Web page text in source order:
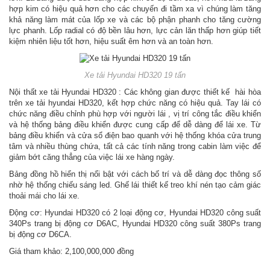
hợp kim có hiệu quả hơn cho các chuyến đi tầm xa vì chúng làm tăng
khả năng làm mát của lốp xe và các bộ phận phanh cho tăng cường
lực phanh. Lốp radial có độ bền lâu hơn, lực cản lăn thấp hơn giúp tiết
kiệm nhiên liệu tốt hơn, hiệu suất êm hơn và an toàn hơn.
Xe tải Hyundai HD320 19 tấn
Nội thất xe tải Hyundai HD320 : Các không gian được thiết kế hài hòa
trên xe tải hyundai HD320, kết hợp chức năng có hiệu quả. Tay lái có
chức năng điều chỉnh phù hợp với người lái , vị trí công tắc điều khiển
và hệ thống bảng điều khiển được cung cấp để dễ dàng để lái xe. Từ
bảng điều khiển và cửa sổ điện bao quanh với hệ thống khóa cửa trung
tâm và nhiều thùng chứa, tất cả các tính năng trong cabin làm việc để
giảm bớt căng thẳng của việc lái xe hàng ngày.
Bảng đồng hồ hiển thị nổi bật với cách bố trí và dễ dàng đọc thông số
nhờ hệ thống chiếu sáng led. Ghế lái thiết kế treo khí nén tạo cảm giác
thoải mái cho lái xe.
Động cơ: Hyundai HD320 có 2 loại động cơ, Hyundai HD320 công suất
340Ps trang bị động cơ D6AC, Hyundai HD320 công suất 380Ps trang
bị động cơ D6CA.
Giá tham khảo: 2,100,000,000 đồng